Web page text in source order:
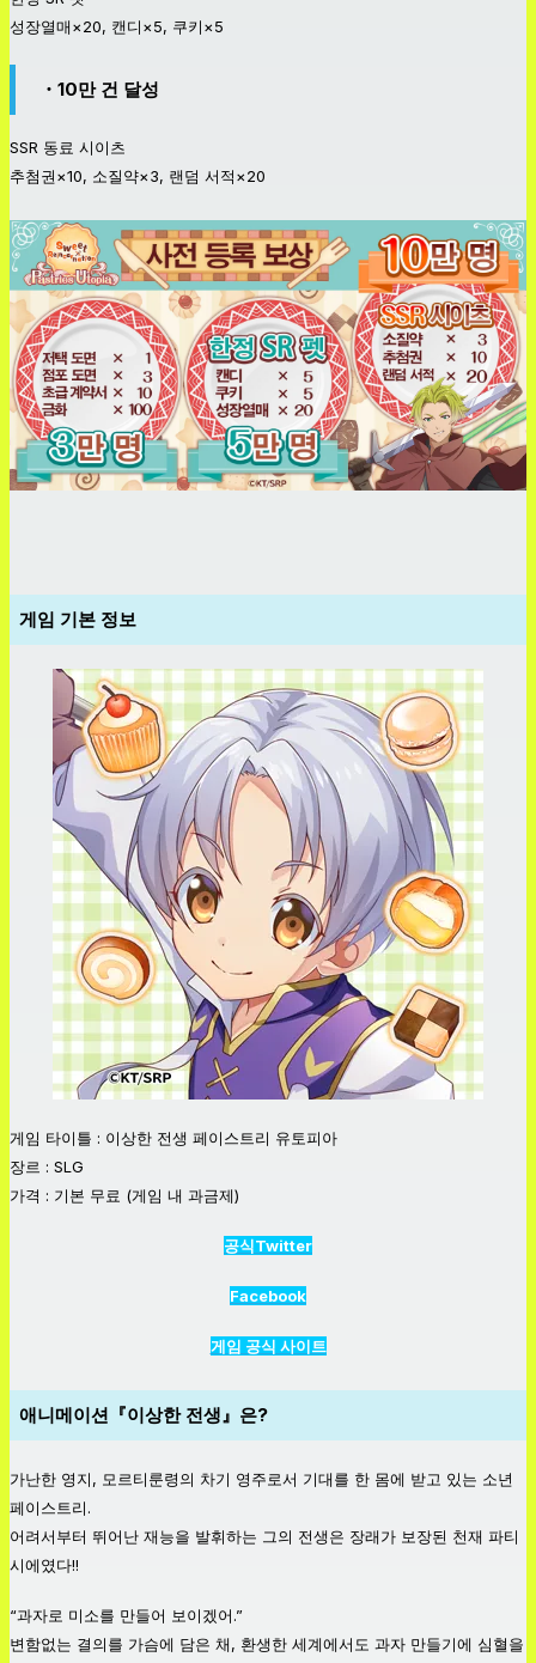
성장열매×20, 캔디×5, 쿠키×5
・10만 건 달성
SSR 동료 시이츠
추첨권×10, 소질약×3, 랜덤 서적×20
게임 기본 정보
게임 타이틀 : 이상한 전생 페이스트리 유토피아
장르 : SLG
가격 : 기본 무료 (게임 내 과금제)
공식Twitter
Facebook
게임 공식 사이트
애니메이션『이상한 전생』은?
가난한 영지, 모르티룬령의 차기 영주로서 기대를 한 몸에 받고 있는 소년
페이스트리.
어려서부터 뛰어난 재능을 발휘하는 그의 전생은 장래가 보장된 천재 파티
시에였다!!
“과자로 미소를 만들어 보이겠어.”
변함없는 결의를 가슴에 담은 채, 환생한 세계에서도 과자 만들기에 심혈을